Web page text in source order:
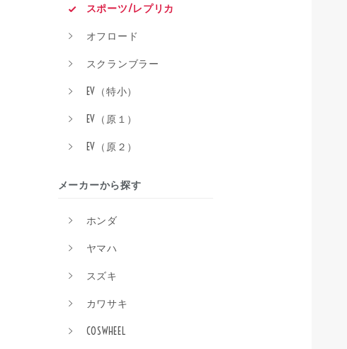
スポーツ/レプリカ
オフロード
スクランブラー
EV（特小）
EV（原１）
EV（原２）
メーカーから探す
ホンダ
ヤマハ
スズキ
カワサキ
COSWHEEL